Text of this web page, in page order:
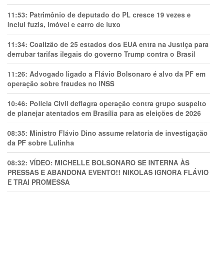
11:53: Patrimônio de deputado do PL cresce 19 vezes e
inclui fuzis, imóvel e carro de luxo
11:34: Coalizão de 25 estados dos EUA entra na Justiça para
derrubar tarifas ilegais do governo Trump contra o Brasil
11:26: Advogado ligado a Flávio Bolsonaro é alvo da PF em
operação sobre fraudes no INSS
10:46: Polícia Civil deflagra operação contra grupo suspeito
de planejar atentados em Brasília para as eleições de 2026
08:35: Ministro Flávio Dino assume relatoria de investigação
da PF sobre Lulinha
08:32: VÍDEO: MICHELLE BOLSONARO SE INTERNA ÀS
PRESSAS E ABANDONA EVENTO!! NIKOLAS IGNORA FLÁVIO
E TRAl PROMESSA